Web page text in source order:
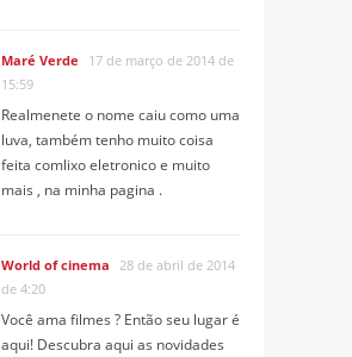
Maré Verde
17 de março de 2014 de
15:59
Realmenete o nome caiu como uma
luva, também tenho muito coisa
feita comlixo eletronico e muito
mais , na minha pagina .
World of cinema 28 de abril de 2014
de 4:20
Você ama filmes ? Então seu lugar é
aqui! Descubra aqui as novidades